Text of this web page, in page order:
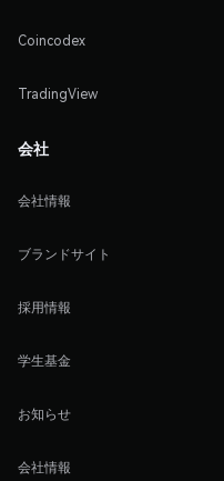
Coincodex
TradingView
会社
会社情報
ブランドサイト
採用情報
学生基金
お知らせ
会社情報